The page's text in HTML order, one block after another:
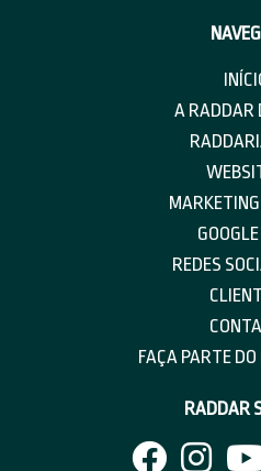
A RADDAR
REDES
FAÇA PARTE
RADDAR